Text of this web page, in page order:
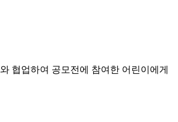
협업하여 공모전에 참여한 어린이에게